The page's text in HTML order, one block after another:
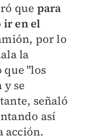
que para
ir en el
por lo
la
que "los
y se
señaló
así
acción.